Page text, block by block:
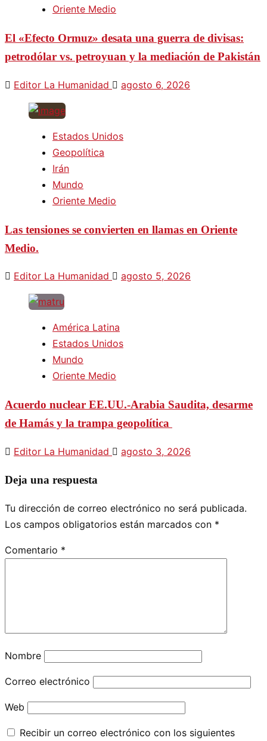
Oriente Medio
El «Efecto Ormuz» desata una guerra de divisas:
petrodólar vs. petroyuan y la mediación de Pakistán
Editor La Humanidad agosto 6, 2026
Estados Unidos
Geopolítica
Irán
Mundo
Oriente Medio
Las tensiones se convierten en llamas en Oriente
Medio.
Editor La Humanidad agosto 5, 2026
América Latina
Estados Unidos
Mundo
Oriente Medio
Acuerdo nuclear EE.UU.-Arabia Saudita, desarme
de Hamás y la trampa geopolítica
Editor La Humanidad agosto 3, 2026
Deja una respuesta
Tu dirección de correo electrónico no será publicada.
Los campos obligatorios están marcados con *
Comentario *
Nombre
Correo electrónico
Web
Recibir un correo electrónico con los siguientes